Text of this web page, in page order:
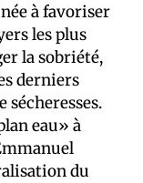
à favoriser
les plus
la sobriété,
derniers
sécheresses.
eau» à
du